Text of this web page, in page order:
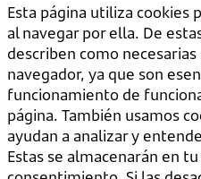
Esta página utiliza cookies
al navegar por ella. De
describen como
navegador, ya que son
funcionamiento de
página. También usamos
ayudan a analizar y
Estas se almacenarán en